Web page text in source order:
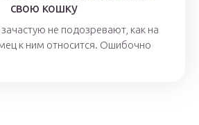
свою кошку
не подозревают, как на
к ним относится. Ошибочно